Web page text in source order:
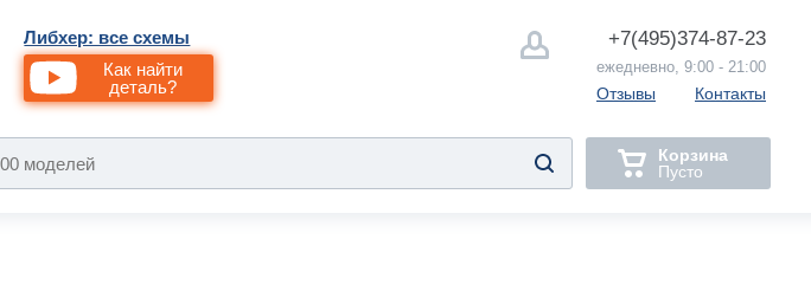
Либхер: все схемы
Как найти
деталь?
+7(495)374-87-23
ежедневно, 9:00 - 21:00
Отзывы Контакты
Корзина
Пусто